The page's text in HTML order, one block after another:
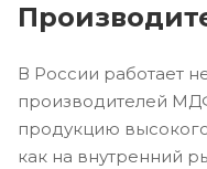
В России работает
производителей
продукцию
как на внутренний